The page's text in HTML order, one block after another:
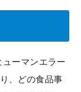
ーマンエラー
、どの食品事